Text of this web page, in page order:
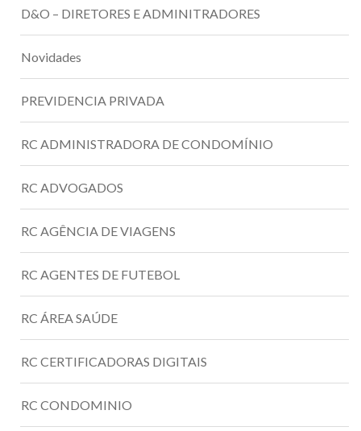
D&O – DIRETORES E ADMINITRADORES
Novidades
PREVIDENCIA PRIVADA
RC ADMINISTRADORA DE CONDOMÍNIO
RC ADVOGADOS
RC AGÊNCIA DE VIAGENS
RC AGENTES DE FUTEBOL
RC ÁREA SAÚDE
RC CERTIFICADORAS DIGITAIS
RC CONDOMINIO